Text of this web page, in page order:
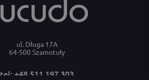
ul. Długa 17A
64-500 Szamotuły
tel: +48 511 197 303